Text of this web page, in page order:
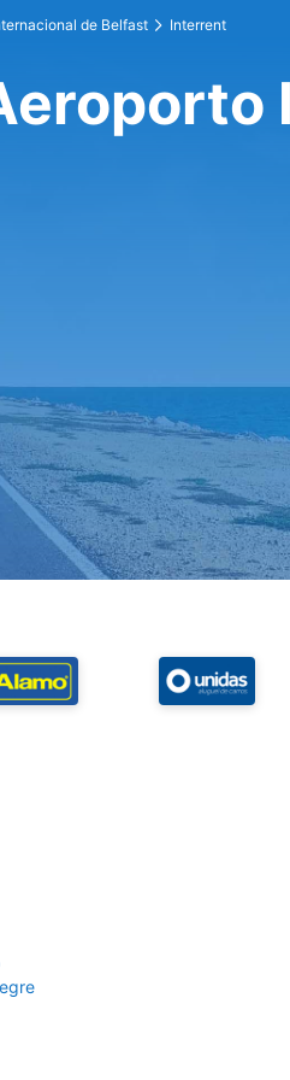
de Belfast Interrent